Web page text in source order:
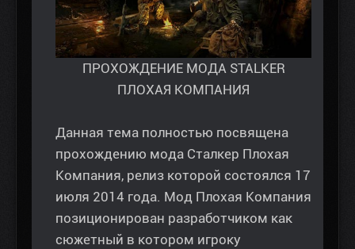
ПРОХОЖДЕНИЕ МОДА STALKER
ПЛОХАЯ КОМПАНИЯ
Данная тема полностью посвящена
прохождению мода Сталкер Плохая
Компания, релиз которой состоялся 17
июля 2014 года. Мод Плохая Компания
позиционирован разработчиком как
сюжетный в котором игроку